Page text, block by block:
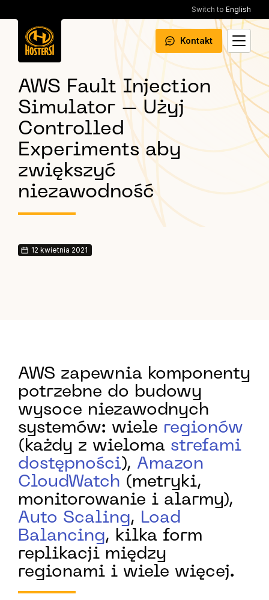
Switch to English
Kontakt
AWS Fault Injection
Simulator – Użyj
Controlled
Experiments aby
zwiększyć
niezawodność
12 kwietnia 2021
AWS zapewnia komponenty
potrzebne do budowy
wysoce niezawodnych
systemów: wiele regionów
(każdy z wieloma strefami
dostępności), Amazon
CloudWatch (metryki,
monitorowanie i alarmy),
Auto Scaling, Load
Balancing, kilka form
replikacji między
regionami i wiele więcej.